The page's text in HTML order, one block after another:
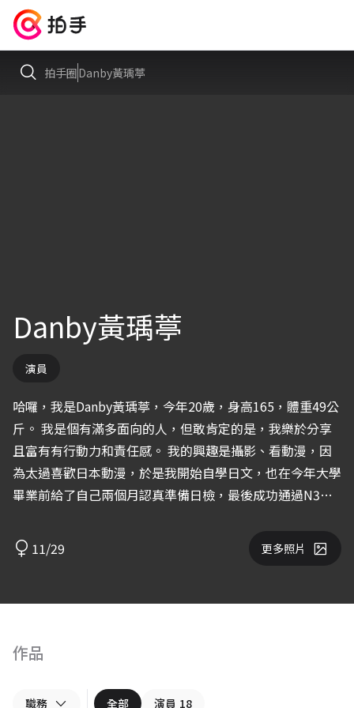
拍手圈Danby黃瑀葶
Danby黃瑀葶
演員
哈囉，我是Danby黃瑀葶，今年20歲，身高165，體重49公
斤。 我是個有滿多面向的人，但敢肯定的是，我樂於分享
且富有有行動力和責任感。 我的興趣是攝影、看動漫，因
為太過喜歡日本動漫，於是我開始自學日文，也在今年大學
畢業前給了自己兩個月認真準備日檢，最後成功通過N3。
11/29 更多照片
作品
職務 全部 演員 18